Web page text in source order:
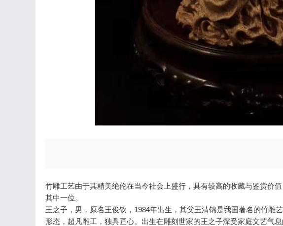
竹雕工艺由于其精美绝伦在当今社会上盛行，具有较高的收藏与鉴赏价
其中一位。
王之子，男，原名王俊钦，1984年出生，其父王清锦是我国著名的竹雕
形态，超凡雕工，独具匠心。出生在雕刻世家的王之子深受家庭文艺气